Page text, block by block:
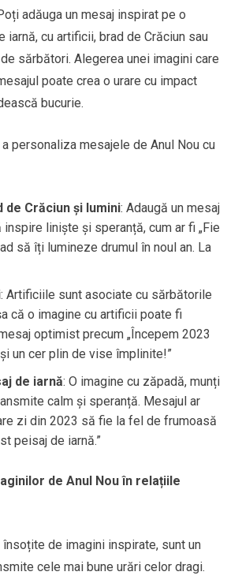
adăuga un mesaj inspirat pe o
iarnă, cu artificii, brad de Crăciun sau
sărbători. Alegerea unei imagini care
poate crea o urare cu impact
bucurie.
personaliza mesajele de Anul Nou cu
de Crăciun și lumini: Adaugă un mesaj
inspire liniște și speranță, cum ar fi „Fie
să îți lumineze drumul în noul an. La
: Artificiile sunt asociate cu sărbătorile
că o imagine cu artificii poate fi
optimist precum „Începem 2023
un cer plin de vise împlinite!”
de iarnă: O imagine cu zăpadă, munți
calm și speranță. Mesajul ar
zi din 2023 să fie la fel de frumoasă
peisaj de iarnă.”
de Anul Nou în relațiile
însoțite de imagini inspirate, sunt un
cele mai bune urări celor dragi.